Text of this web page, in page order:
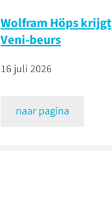
Wolfram Höps krijgt
Veni-beurs
16 juli 2026
naar pagina